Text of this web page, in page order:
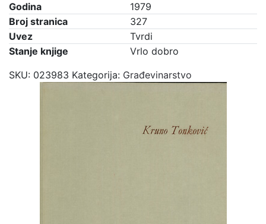
Godina
1979
Broj stranica
327
Uvez
Tvrdi
Stanje knjige
Vrlo dobro
SKU: 023983 Kategorija: Građevinarstvo